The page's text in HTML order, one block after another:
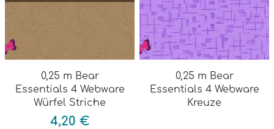
0,25 m Bear
Essentials 4 Webware
Würfel Striche
4,20 €
0,25 m Bear
Essentials 4 Webware
Kreuze